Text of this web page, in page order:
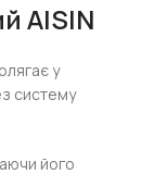
AISIN
у
систему
його